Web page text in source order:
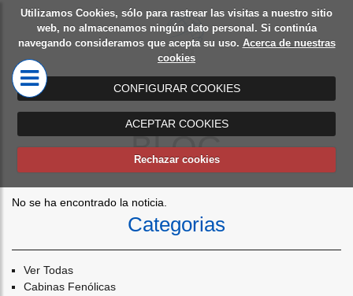
Utilizamos Cookies, sólo para rastrear las visitas a nuestro sitio
web, no almacenamos ningún dato personal. Si continúa
navegando consideramos que acepta su uso. Acerca de nuestras
cookies
CONFIGURAR COOKIES
ACEPTAR COOKIES
Rechazar cookies
Diseño
de
oficinas
Mamparas
de oficina
BLOG
No se ha encontrado la noticia.
Categorias
Ver Todas
Cabinas Fenólicas